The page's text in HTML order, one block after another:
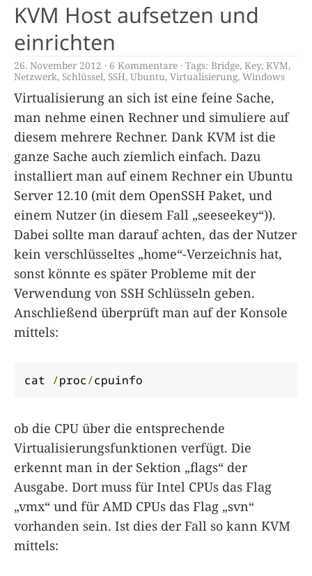
KVM Host aufsetzen und
einrichten
26. November 2012 6 Kommentare Tags: Bridge, Key, KVM,
Netzwerk, Schlüssel, SSH, Ubuntu, Virtualisierung, Windows
Virtualisierung an sich ist eine feine Sache,
man nehme einen Rechner und simuliere auf
diesem mehrere Rechner. Dank KVM ist die
ganze Sache auch ziemlich einfach. Dazu
installiert man auf einem Rechner ein Ubuntu
Server 12.10 (mit dem OpenSSH Paket, und
einem Nutzer (in diesem Fall „seeseekey“)).
Dabei sollte man darauf achten, das der Nutzer
kein verschlüsseltes „home“-Verzeichnis hat,
sonst könnte es später Probleme mit der
Verwendung von SSH Schlüsseln geben.
Anschließend überprüft man auf der Konsole
mittels:
cat /proc/cpuinfo
ob die CPU über die entsprechende
Virtualisierungsfunktionen verfügt. Die
erkennt man in der Sektion „flags“ der
Ausgabe. Dort muss für Intel CPUs das Flag
„vmx“ und für AMD CPUs das Flag „svn“
vorhanden sein. Ist dies der Fall so kann KVM
mittels: